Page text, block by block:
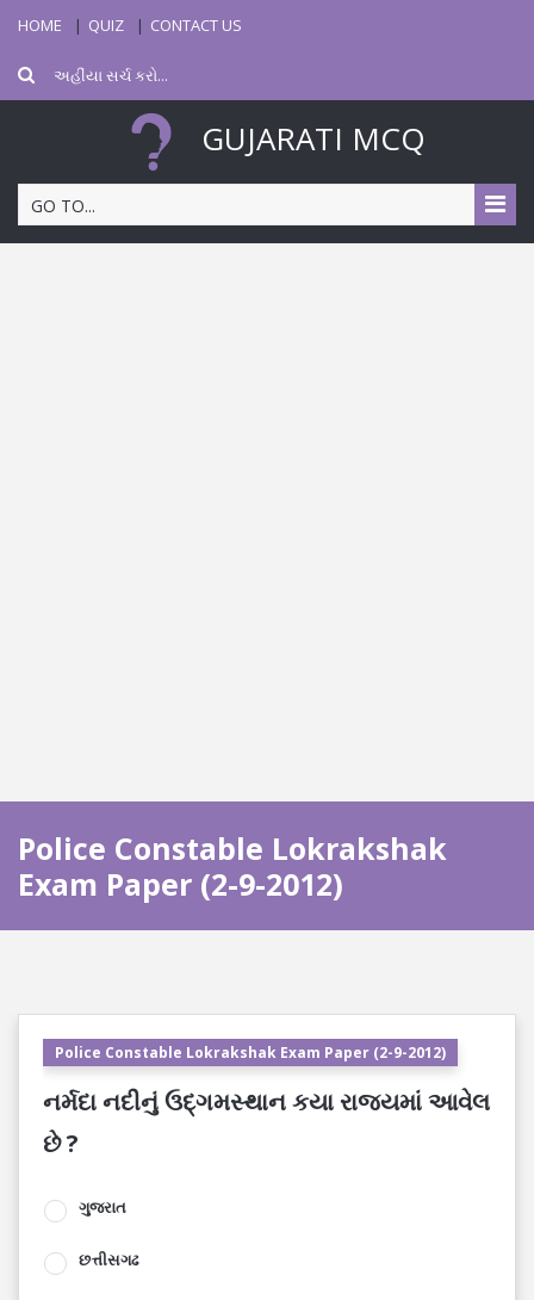
HOME QUIZ CONTACT US
GUJARATI MCQ
GO TO...
Police Constable Lokrakshak
Exam Paper (2-9-2012)
Police Constable Lokrakshak Exam Paper (2-9-2012)
નર્મદા નદીનું ઉદ્ગમસ્થાન કયા રાજ્યમાં આવેલ
છે ?
ગુજરાત
છત્તીસગઢ